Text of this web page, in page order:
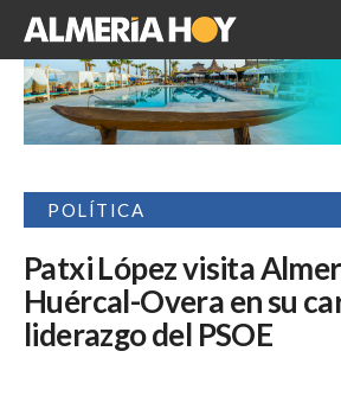
POLÍTICA
Patxi López visita
Huércal-Overa en su
liderazgo del PSOE